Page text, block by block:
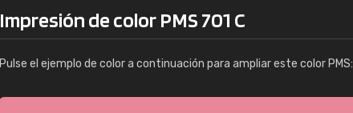
Impresión de color PMS 701 C
Pulse el ejemplo de color a continuación para ampliar este color PMS: